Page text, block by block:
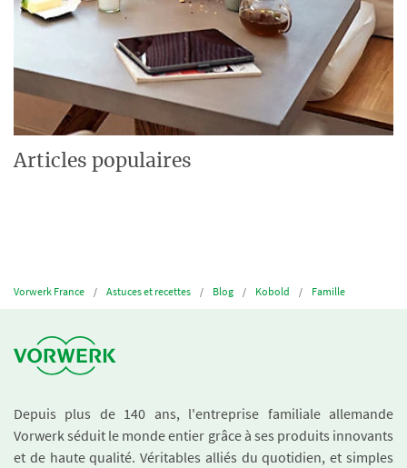
Articles populaires
Vorwerk France Astuces et recettes Blog Kobold Famille
Depuis plus de 140 ans, l'entreprise familiale allemande
Vorwerk séduit le monde entier grâce à ses produits innovants
et de haute qualité. Véritables alliés du quotidien, et simples